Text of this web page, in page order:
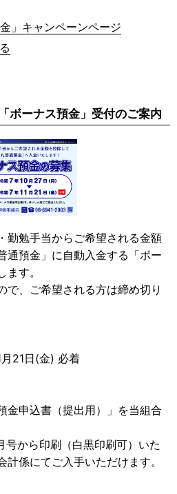
」キャンペーンページ
ボーナス預金」受付のご案内
勤勉手当からご希望される金額
通預金」に自動入金する「ボー
す。
で、ご希望される方は締め切り
21日(金) 必着
金申込書（提出用）」を当組合
号から印刷（白黒印刷可）いた
係にてご入手いただけます。